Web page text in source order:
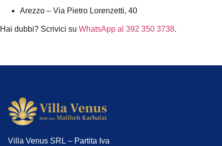
Arezzo – Via Pietro Lorenzetti, 40
Hai dubbi? Scrivici su WhatsApp al 392 350 3738.
Villa Venus SRL – Partita Iva